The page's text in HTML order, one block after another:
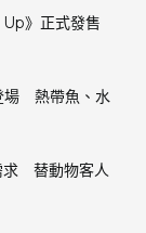
》正式發售
場 熱帶魚、水
求 替動物客人